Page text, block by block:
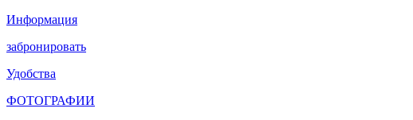
Информация
забронировать
Удобства
ФОТОГРАФИИ